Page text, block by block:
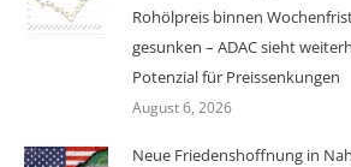
Rohölpreis binnen
gesunken – ADAC sieht
Potenzial für Preissenkungen
August 6, 2026
Neue Friedenshoffnung in